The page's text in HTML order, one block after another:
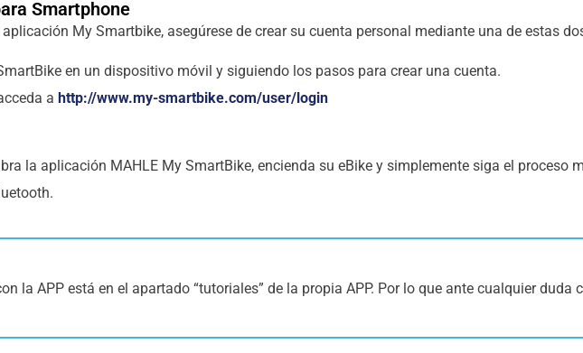
Smartphone
My Smartbike, asegúrese de crear su cuenta personal mediante una de estas
en un dispositivo móvil y siguiendo los pasos para crear una cuenta.
a http://www.my-smartbike.com/user/login
la aplicación MAHLE My SmartBike, encienda su eBike y simplemente siga el proceso
la APP está en el apartado “tutoriales” de la propia APP. Por lo que ante cualquier duda